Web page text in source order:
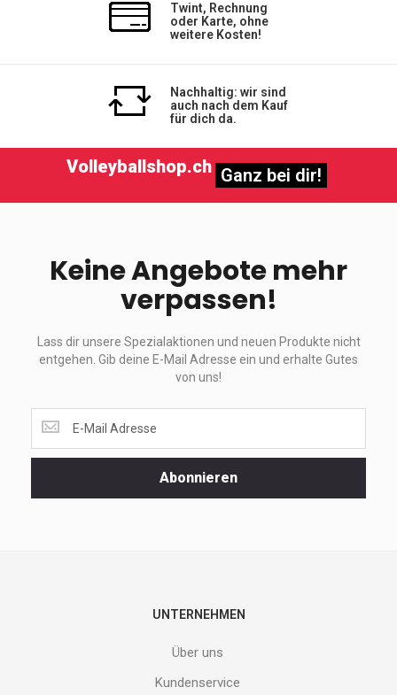
Twint, Rechnung
oder Karte, ohne
weitere Kosten!
Nachhaltig: wir sind
auch nach dem Kauf
für dich da.
Volleyballshop.ch Ganz bei dir!
Keine Angebote mehr
verpassen!
Lass dir unsere Spezialaktionen und neuen Produkte nicht
entgehen. Gib deine E-Mail Adresse ein und erhalte Gutes
von uns!
dir
unsere
Abonnieren
UNTERNEHMEN
Über uns
Kundenservice